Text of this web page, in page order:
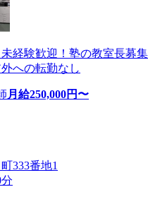
未経験歓迎！塾の教室長募
への転勤なし
月給250,000円〜
333番地1